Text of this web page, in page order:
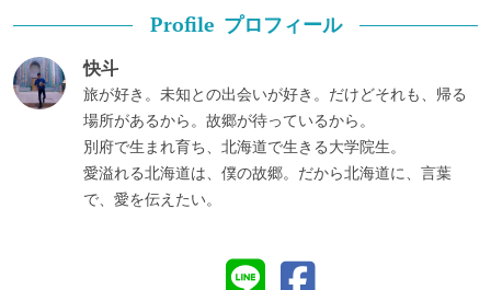
Profile プロフィール
快斗
旅が好き。未知との出会いが好き。だけどそれも、帰る
場所があるから。故郷が待っているから。
別府で生まれ育ち、北海道で生きる大学院生。
愛溢れる北海道は、僕の故郷。だから北海道に、言葉
で、愛を伝えたい。